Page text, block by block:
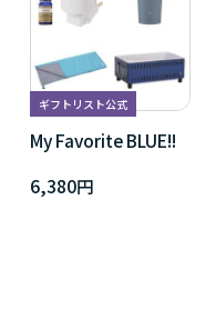
ギフトリスト公式
My Favorite BLUE!!
6,380円